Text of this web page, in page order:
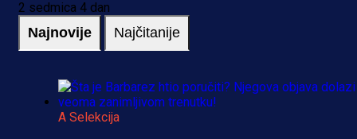
2 sedmica 4 dan
Najnovije Najčitanije
A Selekcija